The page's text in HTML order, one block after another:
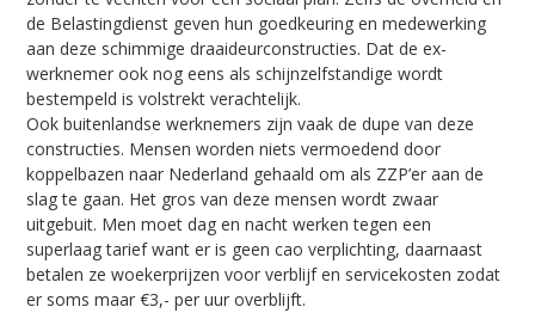
de Belastingdienst geven hun goedkeuring en medewerking
aan deze schimmige draaideurconstructies. Dat de ex-
werknemer ook nog eens als schijnzelfstandige wordt
bestempeld is volstrekt verachtelijk.
Ook buitenlandse werknemers zijn vaak de dupe van deze
constructies. Mensen worden niets vermoedend door
koppelbazen naar Nederland gehaald om als ZZP’er aan de
slag te gaan. Het gros van deze mensen wordt zwaar
uitgebuit. Men moet dag en nacht werken tegen een
superlaag tarief want er is geen cao verplichting, daarnaast
betalen ze woekerprijzen voor verblijf en servicekosten zodat
er soms maar €3,- per uur overblijft.